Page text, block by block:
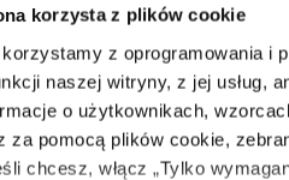
korzysta z plików cookie
z oprogramowania i
naszej witryny, z jej usług,
o użytkownikach,
za pomocą plików cookie,
chcesz, włącz „Tylko